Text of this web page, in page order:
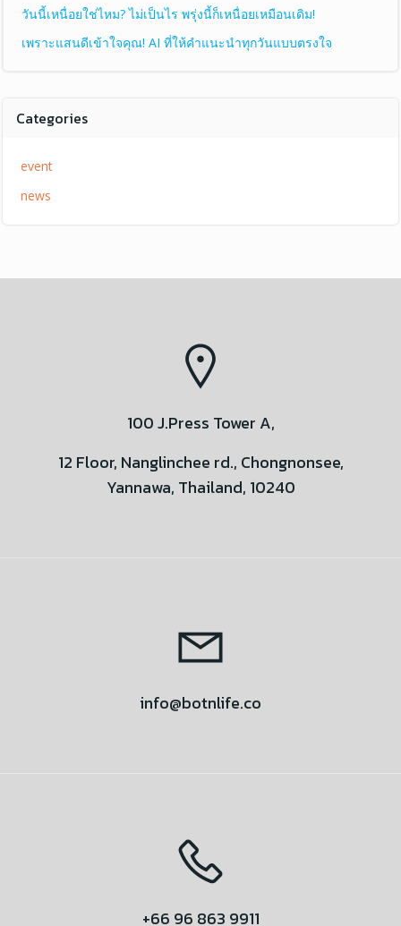
วันนี้เหนื่อยใช่ไหม? ไม่เป็นไร พรุ่งนี้ก็เหนื่อยเหมือนเดิม!
เพราะแสนดีเข้าใจคุณ! AI ที่ให้คำแนะนำทุกวันแบบตรงใจ
Categories
event
news
100 J.Press Tower A,
12 Floor, Nanglinchee rd., Chongnonsee,
Yannawa, Thailand, 10240
info@botnlife.co
+66 96 863 9911